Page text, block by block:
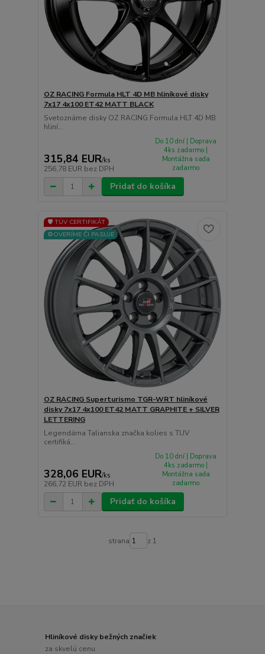
OZ RACING Formula HLT 4D MB hliníkové disky
7x17 4x100 ET42 MATT BLACK
Svetoznáme disky OZ RACING Formula HLT 4D MB
hliní...
315,84 EUR/ks
256,78 EUR bez DPH
Do 10 dní | Doprava
4ks zadarmo |
Montážna sada
zadarmo
Pridať do košíka
🛡️ TÜV CERTIFIKÁT
⚙️OVERÍME ČI PASUJE
OZ RACING Superturismo TGR-WRT hliníkové
disky 7x17 4x100 ET42 MATT GRAPHITE + SILVER
LETTERING
Legendárna Talianska značka kolies s TUV
certifiká...
328,06 EUR/ks
266,72 EUR bez DPH
Do 10 dní | Doprava
4ks zadarmo |
Montážna sada
zadarmo
Pridať do košíka
strana z 1
Hliníkové disky bežných značiek
za skvelú cenu